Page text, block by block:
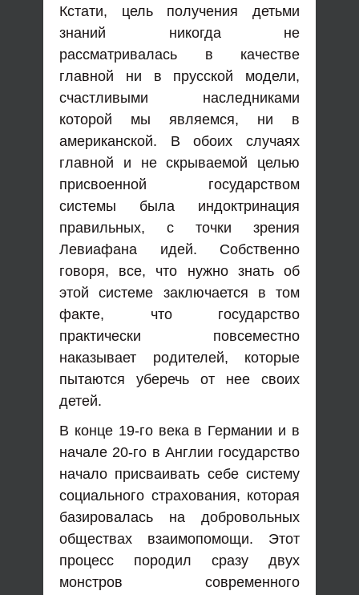
Кстати, цель получения детьми
знаний никогда не
рассматривалась в качестве
главной ни в прусской модели,
счастливыми наследниками
которой мы являемся, ни в
американской. В обоих случаях
главной и не скрываемой целью
присвоенной государством
системы была индоктринация
правильных, с точки зрения
Левиафана идей. Собственно
говоря, все, что нужно знать об
этой системе заключается в том
факте, что государство
практически повсеместно
наказывает родителей, которые
пытаются уберечь от нее своих
детей.
В конце 19-го века в Германии и в
начале 20-го в Англии государство
начало присваивать себе систему
социального страхования, которая
базировалась на добровольных
обществах взаимопомощи. Этот
процесс породил сразу двух
монстров современного